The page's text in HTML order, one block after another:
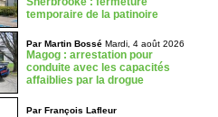
temporaire de la patinoire
Par Martin BosséMardi, 4 août 2026
Magog : arrestation pour
conduite avec les capacités
affaiblies par la drogue
Par François Lafleur